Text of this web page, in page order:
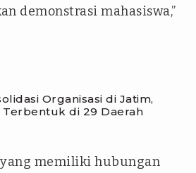
demonstrasi mahasiswa,”
Organisasi di Jatim,
di 29 Daerah
memiliki hubungan